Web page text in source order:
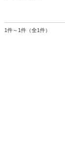
1件～1件（全1件）